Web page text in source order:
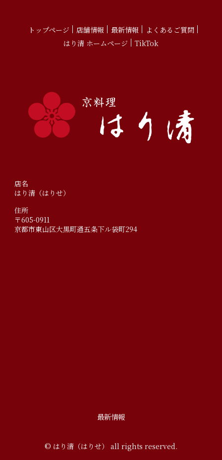
トップページ 店舗情報 最新情報
よくあるご質問
はり清 ホームページ
TikTok
店名
はり清（はりせ）
住所
〒605-0911
京都市東山区大黒町通五条下ル袋町294
最新情報
© はり清（はりせ） all rights reserved.